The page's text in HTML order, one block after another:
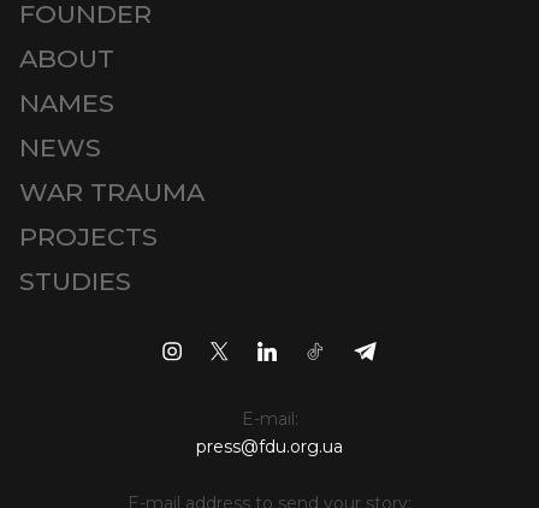
FOUNDER
ABOUT
NAMES
NEWS
WAR TRAUMA
PROJECTS
STUDIES
E-mail:
press@fdu.org.ua